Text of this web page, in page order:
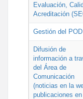
Evaluación,
Acreditación
Gestión del POD
Difusión de
información a
del Área de
Comunicación
(noticias en la
publicaciones en